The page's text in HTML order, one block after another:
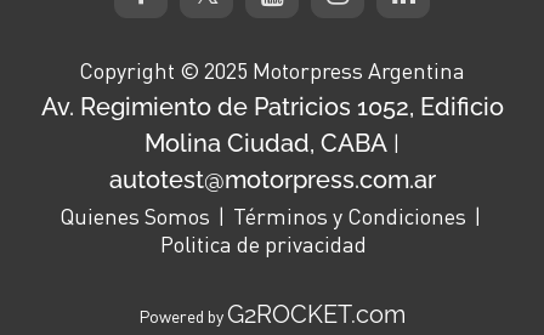
Copyright © 2025 Motorpress Argentina
Av. Regimiento de Patricios 1052, Edificio
Molina Ciudad, CABA |
autotest@motorpress.com.ar
Quienes Somos
Términos y Condiciones
Politica de privacidad
Powered byG2ROCKET.com